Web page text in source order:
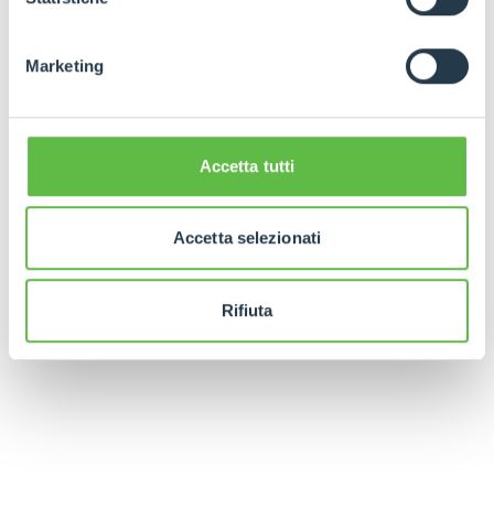
Marketing
Accetta tutti
Accetta selezionati
Rifiuta